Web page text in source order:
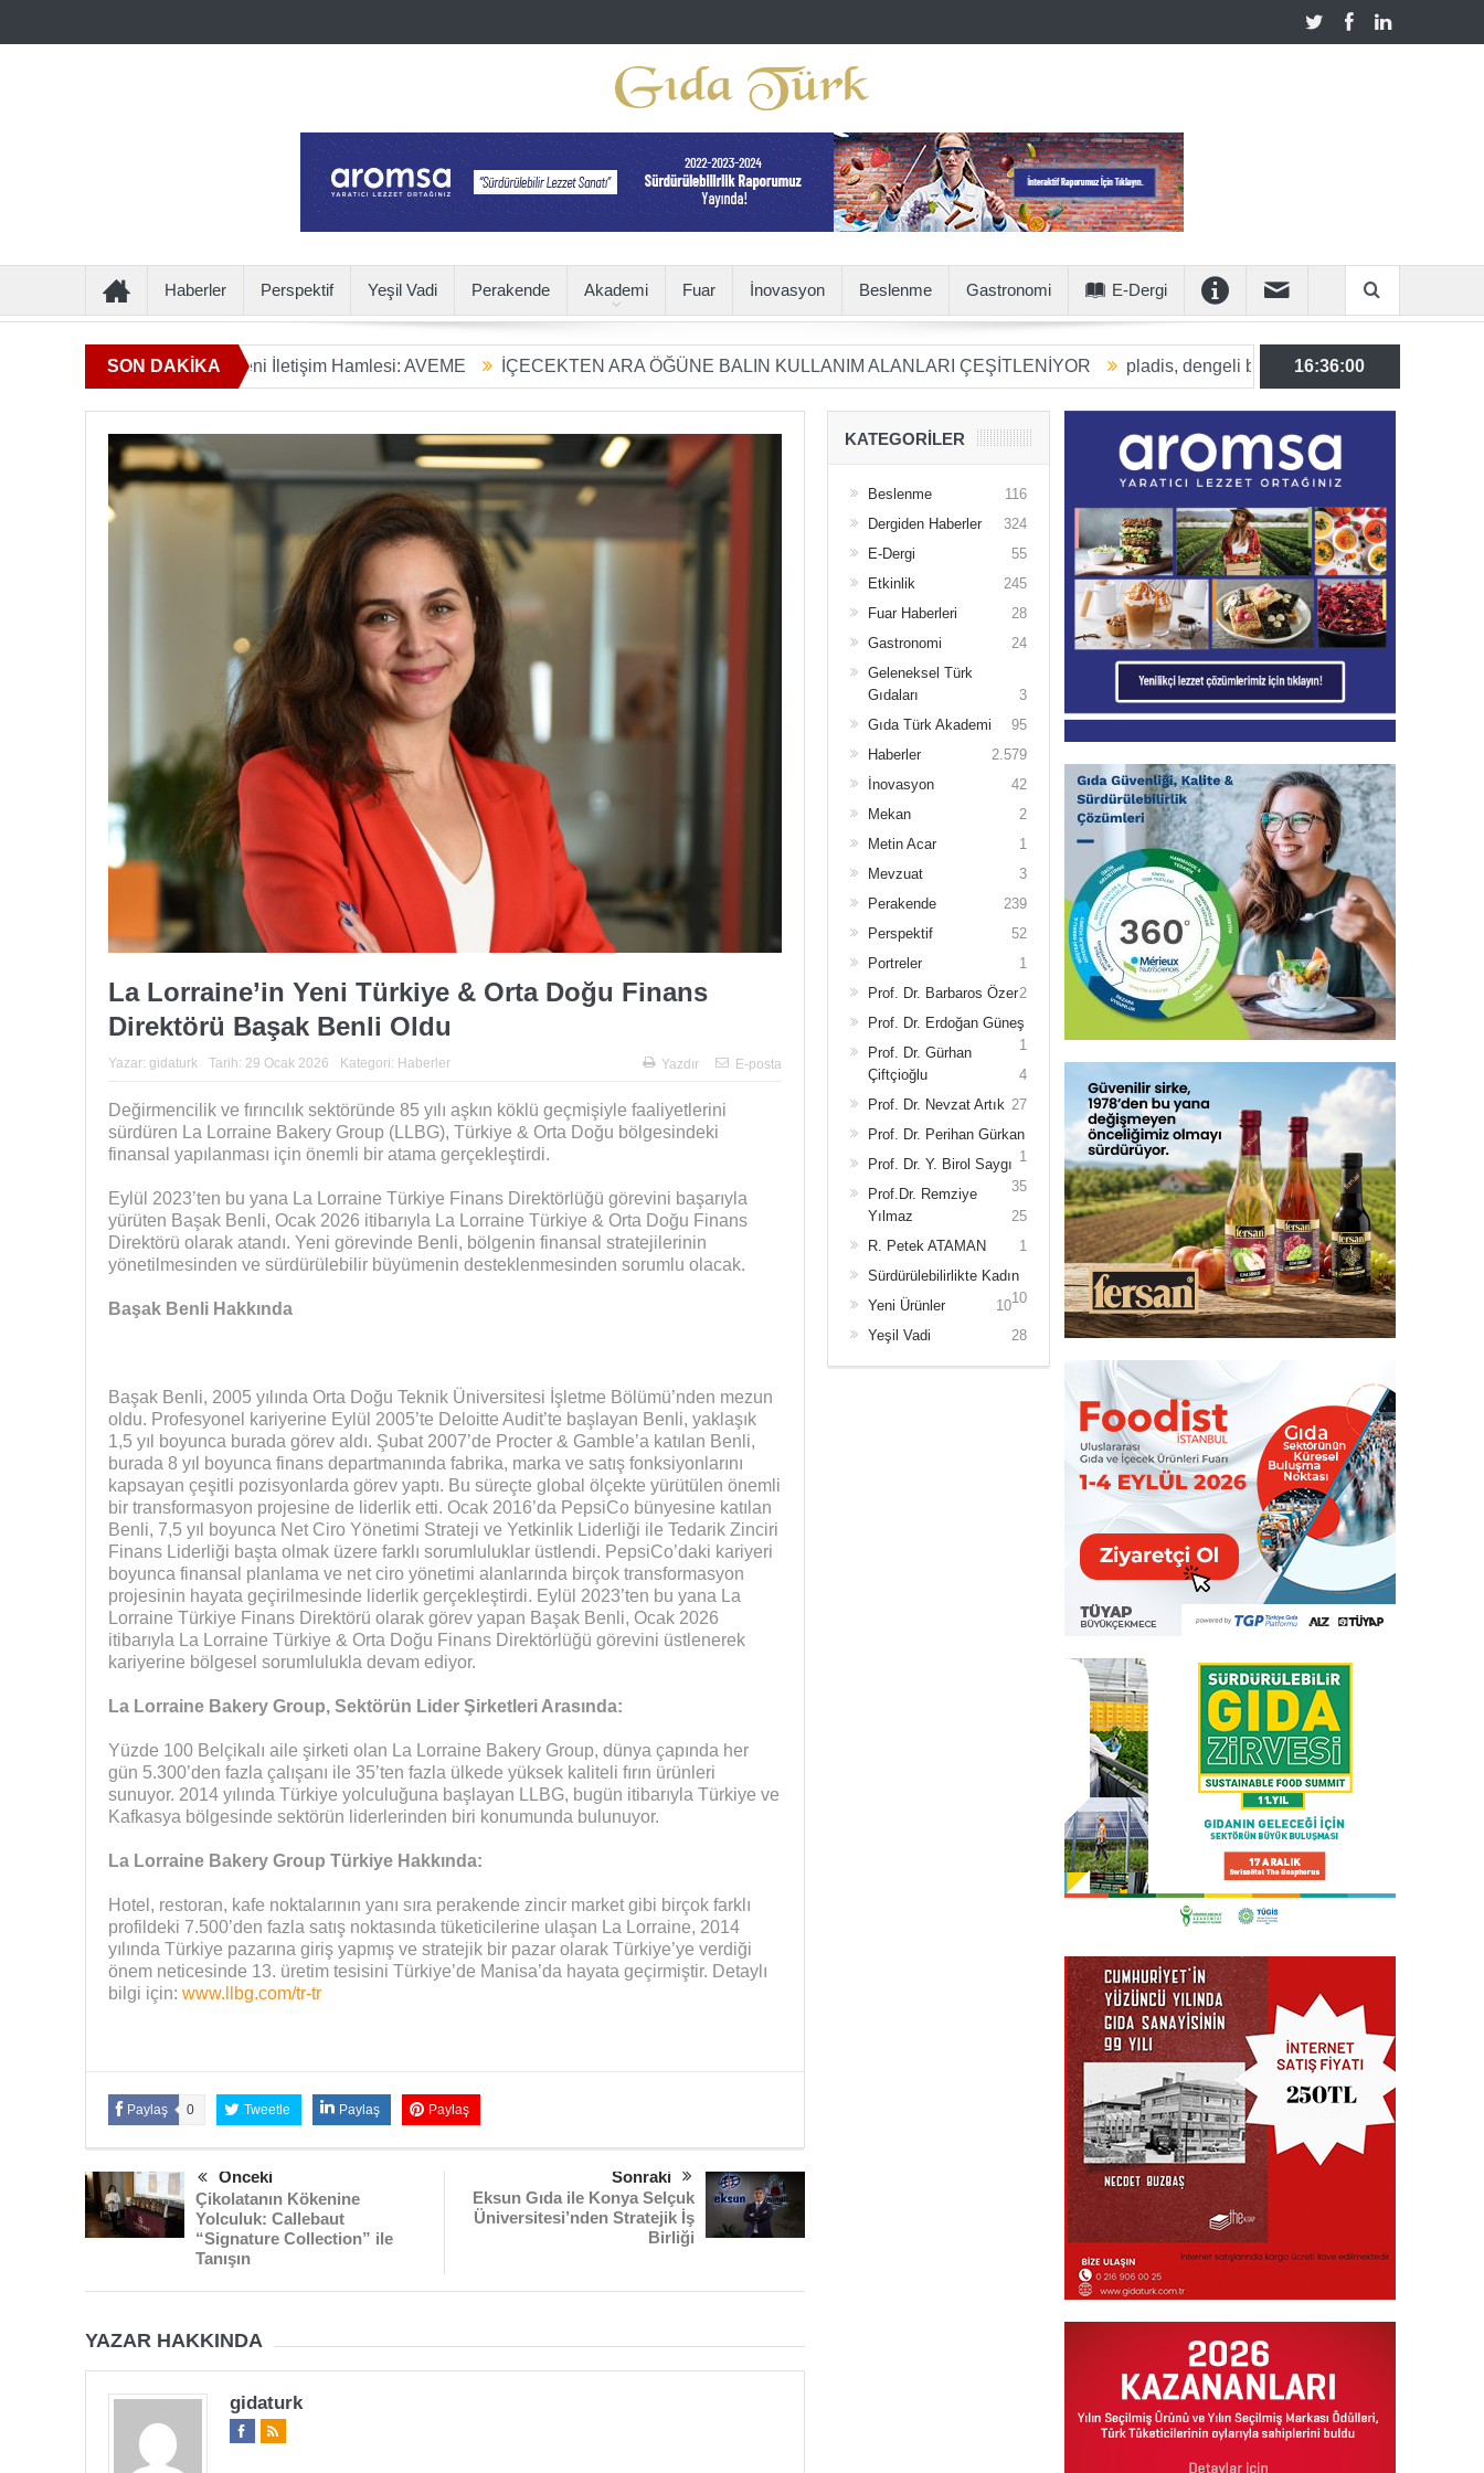
Haberler Perspektif Yeşil Vadi Perakende Akademi Fuar İnovasyon Beslenme Gastronomi E-Dergi
SON DAKİKA
Ötesine Geçen Yeni İletişim Hamlesi: AVEME İÇECEKTEN ARA ÖĞÜNE BALIN KULLANIM ALANLARI ÇEŞİTLENİYOR pladis, dengeli beslenmeye katkı sunan ürün hacmini
16:36:01
La Lorraine’in Yeni Türkiye & Orta Doğu Finans
Direktörü Başak Benli Oldu
Yazar: gidaturk Tarih: 29 Ocak 2026 Kategori: Haberler Yazdır E-posta
Değirmencilik ve fırıncılık sektöründe 85 yılı aşkın köklü geçmişiyle faaliyetlerini
sürdüren La Lorraine Bakery Group (LLBG), Türkiye & Orta Doğu bölgesindeki
finansal yapılanması için önemli bir atama gerçekleştirdi.
Eylül 2023’ten bu yana La Lorraine Türkiye Finans Direktörlüğü görevini başarıyla
yürüten Başak Benli, Ocak 2026 itibarıyla La Lorraine Türkiye & Orta Doğu Finans
Direktörü olarak atandı. Yeni görevinde Benli, bölgenin finansal stratejilerinin
yönetilmesinden ve sürdürülebilir büyümenin desteklenmesinden sorumlu olacak.
Başak Benli Hakkında
Başak Benli, 2005 yılında Orta Doğu Teknik Üniversitesi İşletme Bölümü’nden mezun
oldu. Profesyonel kariyerine Eylül 2005’te Deloitte Audit’te başlayan Benli, yaklaşık
1,5 yıl boyunca burada görev aldı. Şubat 2007’de Procter & Gamble’a katılan Benli,
burada 8 yıl boyunca finans departmanında fabrika, marka ve satış fonksiyonlarını
kapsayan çeşitli pozisyonlarda görev yaptı. Bu süreçte global ölçekte yürütülen önemli
bir transformasyon projesine de liderlik etti. Ocak 2016’da PepsiCo bünyesine katılan
Benli, 7,5 yıl boyunca Net Ciro Yönetimi Strateji ve Yetkinlik Liderliği ile Tedarik Zinciri
Finans Liderliği başta olmak üzere farklı sorumluluklar üstlendi. PepsiCo’daki kariyeri
boyunca finansal planlama ve net ciro yönetimi alanlarında birçok transformasyon
projesinin hayata geçirilmesinde liderlik gerçekleştirdi. Eylül 2023’ten bu yana La
Lorraine Türkiye Finans Direktörü olarak görev yapan Başak Benli, Ocak 2026
itibarıyla La Lorraine Türkiye & Orta Doğu Finans Direktörlüğü görevini üstlenerek
kariyerine bölgesel sorumlulukla devam ediyor.
La Lorraine Bakery Group, Sektörün Lider Şirketleri Arasında:
Yüzde 100 Belçikalı aile şirketi olan La Lorraine Bakery Group, dünya çapında her
gün 5.300’den fazla çalışanı ile 35’ten fazla ülkede yüksek kaliteli fırın ürünleri
sunuyor. 2014 yılında Türkiye yolculuğuna başlayan LLBG, bugün itibarıyla Türkiye ve
Kafkasya bölgesinde sektörün liderlerinden biri konumunda bulunuyor.
La Lorraine Bakery Group Türkiye Hakkında:
Hotel, restoran, kafe noktalarının yanı sıra perakende zincir market gibi birçok farklı
profildeki 7.500’den fazla satış noktasında tüketicilerine ulaşan La Lorraine, 2014
yılında Türkiye pazarına giriş yapmış ve stratejik bir pazar olarak Türkiye’ye verdiği
önem neticesinde 13. üretim tesisini Türkiye’de Manisa’da hayata geçirmiştir. Detaylı
bilgi için: www.llbg.com/tr-tr
Paylaş 0 Tweetle Paylaş Paylaş
Önceki
Çikolatanın Kökenine
Yolculuk: Callebaut
“Signature Collection” ile
Tanışın
Sonraki
Eksun Gıda ile Konya Selçuk
Üniversitesi’nden Stratejik İş
Birliği
YAZAR HAKKINDA
gidaturk
KATEGORILER
Beslenme
116
Dergiden Haberler
324
E-Dergi
55
Etkinlik
245
Fuar Haberleri
28
Gastronomi
24
Geleneksel Türk
Gıdaları
3
Gıda Türk Akademi
95
Haberler
2.579
İnovasyon
42
Mekan
2
Metin Acar
1
Mevzuat
3
Perakende
239
Perspektif
52
Portreler
1
Prof. Dr. Barbaros Özer2
Prof. Dr. Erdoğan Güneş
1
Prof. Dr. Gürhan
Çiftçioğlu
4
Prof. Dr. Nevzat Artık 27
Prof. Dr. Perihan Gürkan
1
Prof. Dr. Y. Birol Saygı
35
Prof.Dr. Remziye
Yılmaz
25
R. Petek ATAMAN
1
Sürdürülebilirlikte Kadın
10
Yeni Ürünler
10
Yeşil Vadi
28